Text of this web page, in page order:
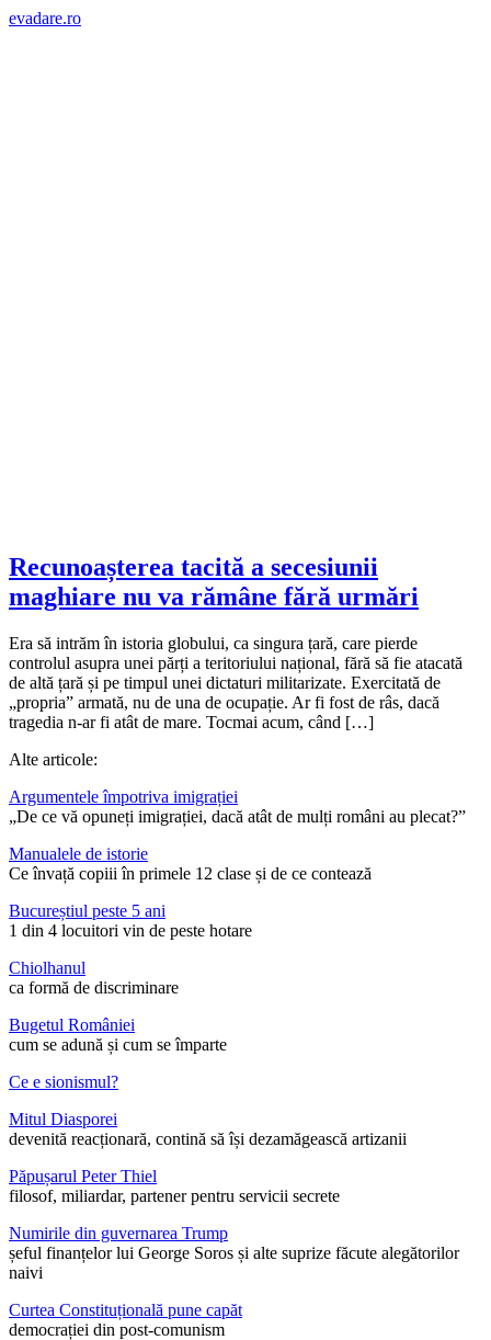
evadare.ro
Recunoașterea tacită a secesiunii
maghiare nu va rămâne fără urmări
Era să intrăm în istoria globului, ca singura țară, care pierde
controlul asupra unei părți a teritoriului național, fără să fie atacată
de altă țară și pe timpul unei dictaturi militarizate. Exercitată de
„propria” armată, nu de una de ocupație. Ar fi fost de râs, dacă
tragedia n-ar fi atât de mare. Tocmai acum, când […]
Alte articole:
Argumentele împotriva imigrației
„De ce vă opuneți imigrației, dacă atât de mulți români au plecat?”
Manualele de istorie
Ce învață copiii în primele 12 clase și de ce contează
Bucureștiul peste 5 ani
1 din 4 locuitori vin de peste hotare
Chiolhanul
ca formă de discriminare
Bugetul României
cum se adună și cum se împarte
Ce e sionismul?
Mitul Diasporei
devenită reacționară, contină să își dezamăgească artizanii
Păpușarul Peter Thiel
filosof, miliardar, partener pentru servicii secrete
Numirile din guvernarea Trump
șeful finanțelor lui George Soros și alte suprize făcute alegătorilor
naivi
Curtea Constituțională pune capăt
democrației din post-comunism